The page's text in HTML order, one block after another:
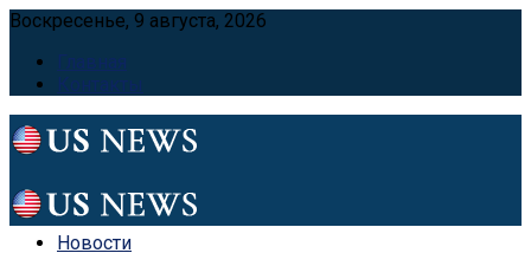
Воскресенье, 9 августа, 2026
Главная
Контакты
Новости